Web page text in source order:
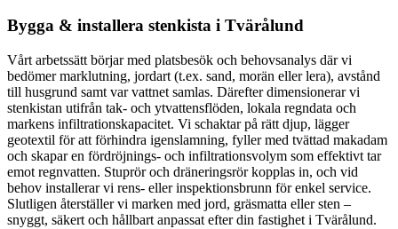
Bygga & installera stenkista i Tvärålund
Vårt arbetssätt börjar med platsbesök och behovsanalys där vi
bedömer marklutning, jordart (t.ex. sand, morän eller lera), avstånd
till husgrund samt var vattnet samlas. Därefter dimensionerar vi
stenkistan utifrån tak- och ytvattensflöden, lokala regndata och
markens infiltrationskapacitet. Vi schaktar på rätt djup, lägger
geotextil för att förhindra igenslamning, fyller med tvättad makadam
och skapar en fördröjnings- och infiltrationsvolym som effektivt tar
emot regnvatten. Stuprör och dräneringsrör kopplas in, och vid
behov installerar vi rens- eller inspektionsbrunn för enkel service.
Slutligen återställer vi marken med jord, gräsmatta eller sten –
snyggt, säkert och hållbart anpassat efter din fastighet i Tvärålund.